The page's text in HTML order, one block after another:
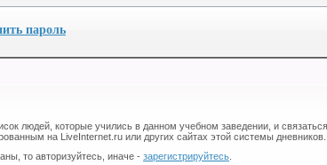
пароль
людей, которые учились в данном учебном заведении, и
на LiveInternet.ru или других сайтах этой системы дневников.
то авторизуйтесь, иначе - зарегистрируйтесь